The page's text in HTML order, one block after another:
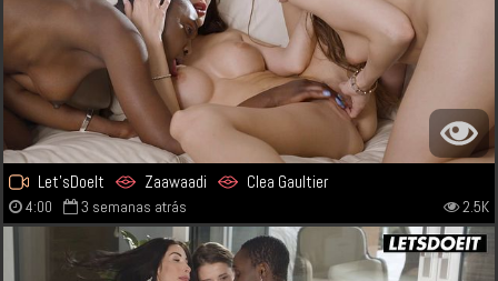
Let'sDoeIt Zaawaadi Clea Gaultier
4:00 3 semanas atrás 2.5K